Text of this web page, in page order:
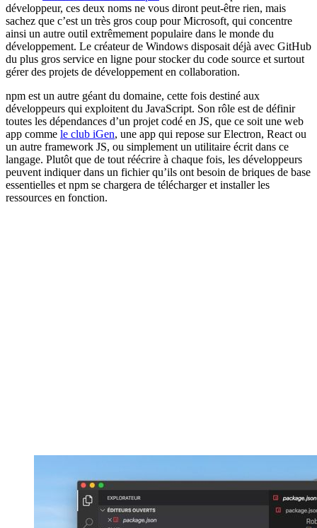
développeur, ces deux noms ne vous diront peut-être rien, mais
sachez que c’est un très gros coup pour Microsoft, qui concentre
ainsi un autre outil extrêmement populaire dans le monde du
développement. Le créateur de Windows disposait déjà avec GitHub
du plus gros service en ligne pour stocker du code source et surtout
gérer des projets de développement en collaboration.
npm est un autre géant du domaine, cette fois destiné aux
développeurs qui exploitent du JavaScript. Son rôle est de définir
toutes les dépendances d’un projet codé en JS, que ce soit une web
app comme le club iGen, une app qui repose sur Electron, React ou
un autre framework JS, ou simplement un utilitaire écrit dans ce
langage. Plutôt que de tout réécrire à chaque fois, les développeurs
peuvent indiquer dans un fichier qu’ils ont besoin de briques de base
essentielles et npm se chargera de télécharger et installer les
ressources en fonction.